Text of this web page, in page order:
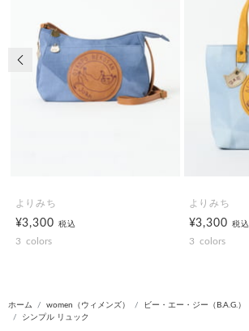
よりみち
¥3,300税込
3 colors
よりみち
¥3,300税込
3 colors
前の画像
ホーム women（ウィメンズ） ビー・エー・ジー（B.A.G.）
シンプル リュック